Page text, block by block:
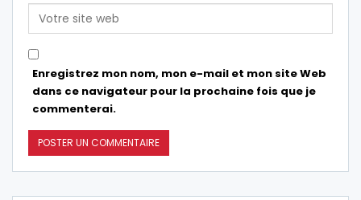
Enregistrez mon nom, mon e-mail et mon site Web
dans ce navigateur pour la prochaine fois que je
commenterai.